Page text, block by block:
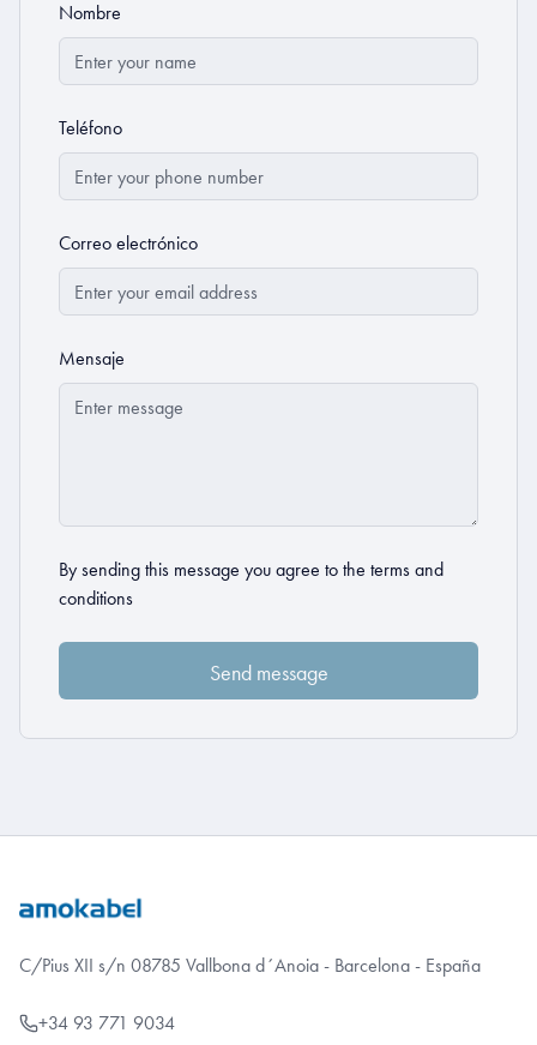
Nombre
Teléfono
Correo electrónico
Mensaje
By sending this message you agree to the terms and
conditions
C/Pius XII s/n 08785 Vallbona d´Anoia - Barcelona - España
+34 93 771 9034